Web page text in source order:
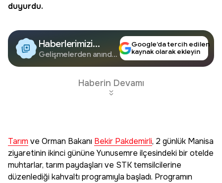
duyurdu.
Haberlerimizi
Google'da Takip
Edin
Gelişmelerden anında
Google’da tercih edilen
kaynak olarak ekleyin
Haberin Devamı
Tarım ve Orman Bakanı Bekir Pakdemirli, 2 günlük Manisa
ziyaretinin ikinci gününe Yunusemre ilçesindeki bir otelde
muhtarlar, tarım paydaşları ve STK temsilcilerine
düzenlediği kahvaltı programıyla başladı. Programın